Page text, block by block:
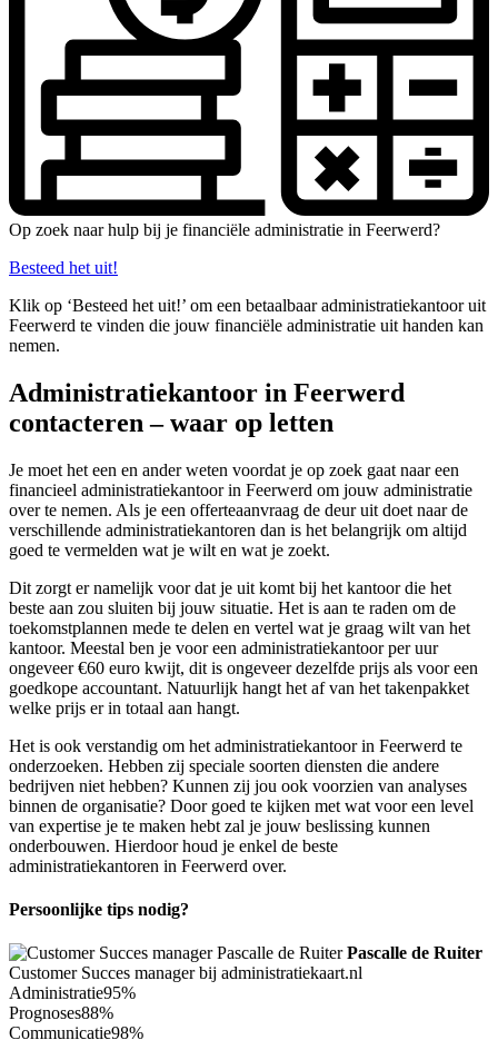
Op zoek naar hulp bij je financiële administratie in Feerwerd?
Besteed het uit!
Klik op ‘Besteed het uit!’ om een betaalbaar administratiekantoor uit
Feerwerd te vinden die jouw financiële administratie uit handen kan
nemen.
Administratiekantoor in Feerwerd
contacteren – waar op letten
Je moet het een en ander weten voordat je op zoek gaat naar een
financieel administratiekantoor in Feerwerd om jouw administratie
over te nemen. Als je een offerteaanvraag de deur uit doet naar de
verschillende administratiekantoren dan is het belangrijk om altijd
goed te vermelden wat je wilt en wat je zoekt.
Dit zorgt er namelijk voor dat je uit komt bij het kantoor die het
beste aan zou sluiten bij jouw situatie. Het is aan te raden om de
toekomstplannen mede te delen en vertel wat je graag wilt van het
kantoor. Meestal ben je voor een administratiekantoor per uur
ongeveer €60 euro kwijt, dit is ongeveer dezelfde prijs als voor een
goedkope accountant. Natuurlijk hangt het af van het takenpakket
welke prijs er in totaal aan hangt.
Het is ook verstandig om het administratiekantoor in Feerwerd te
onderzoeken. Hebben zij speciale soorten diensten die andere
bedrijven niet hebben? Kunnen zij jou ook voorzien van analyses
binnen de organisatie? Door goed te kijken met wat voor een level
van expertise je te maken hebt zal je jouw beslissing kunnen
onderbouwen. Hierdoor houd je enkel de beste
administratiekantoren in Feerwerd over.
Persoonlijke tips nodig?
Pascalle de Ruiter
Customer Succes manager bij administratiekaart.nl
Administratie95%
Prognoses88%
Communicatie98%